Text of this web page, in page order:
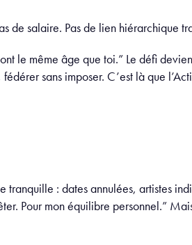
de salaire. Pas de lien hiérarchique
le même âge que toi.” Le défi
sans imposer. C’est là que
tranquille : dates annulées, artistes
Pour mon équilibre personnel.”